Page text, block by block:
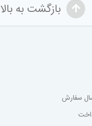
بازگشت به بالا
سفارش